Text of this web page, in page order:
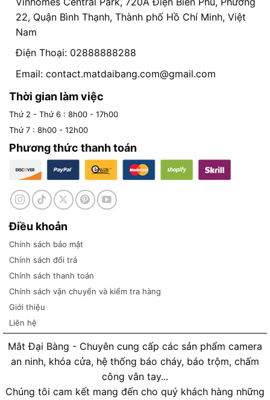
22, Quận Bình Thạnh, Thành phố Hồ Chí Minh, Việt
Nam
Điện Thoại: 02888888288
Email: contact.matdaibang.com@gmail.com
Thời gian làm việc
Thứ 2 - Thứ 6 : 8h00 - 17h00
Thứ 7 : 8h00 - 12h00
Phương thức thanh toán
Điều khoản
Chính sách bảo mật
Chính sách đổi trả
Chính sách thanh toán
Chính sách vận chuyển và kiểm tra hàng
Giới thiệu
Liên hệ
Mắt Đại Bàng - Chuyên cung cấp các sản phẩm camera
an ninh, khóa cửa, hệ thống báo cháy, báo trộm, chấm
công vân tay...
Chúng tôi cam kết mang đến cho quý khách hàng những